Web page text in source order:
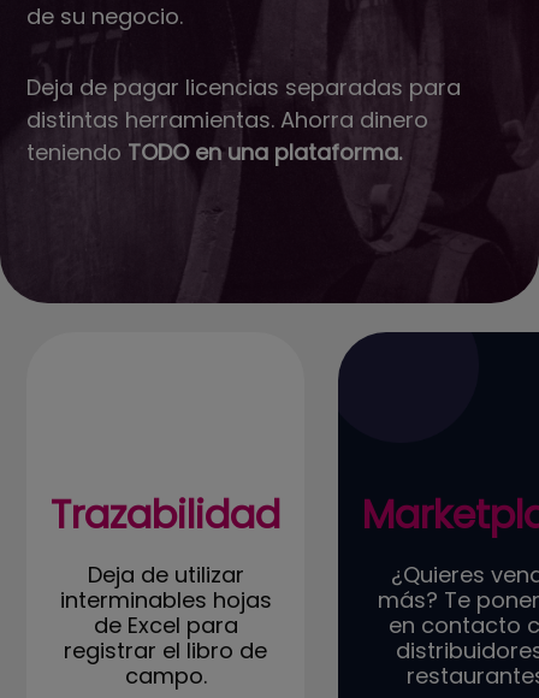
de su negocio.
Deja de pagar licencias separadas para
distintas herramientas. Ahorra dinero
teniendo TODO en una plataforma.
Trazabilidad
Deja de utilizar
interminables hojas
de Excel para
registrar el libro de
campo.
¿Quieres
más? Te
en contacto